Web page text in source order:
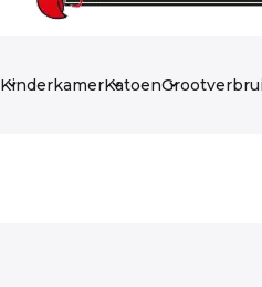
KinderkamerKatoen